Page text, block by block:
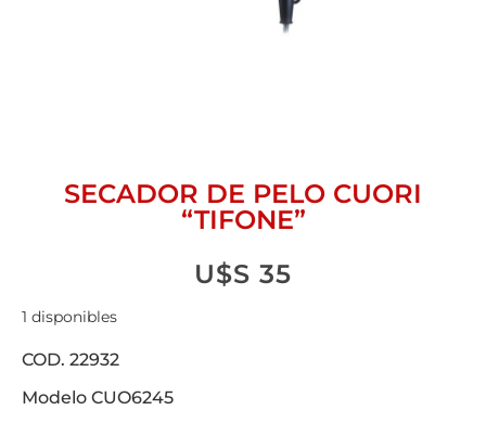
SECADOR DE PELO CUORI
“TIFONE”
U$S 35
1 disponibles
COD. 22932
Modelo CUO6245